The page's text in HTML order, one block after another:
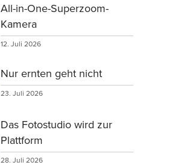
All-in-One-Superzoom-
Kamera
12. Juli 2026
Nur ernten geht nicht
23. Juli 2026
Das Fotostudio wird zur
Plattform
28. Juli 2026